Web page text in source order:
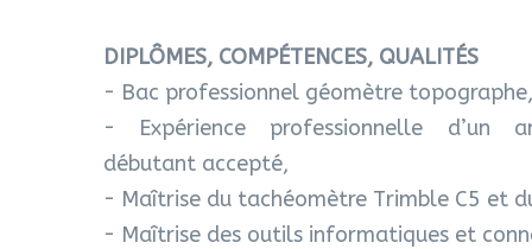
DIPLÔMES, COMPÉTENCES, QUALITÉS
- Bac professionnel géomètre
- Expérience professionnelle
débutant accepté,
- Maîtrise du tachéomètre Trimble C5 et
- Maîtrise des outils informatiques et